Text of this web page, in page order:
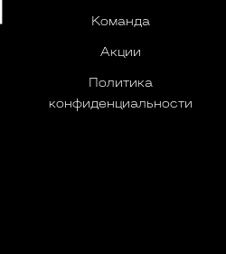
Команда
Акции
Политика
конфиденциальности